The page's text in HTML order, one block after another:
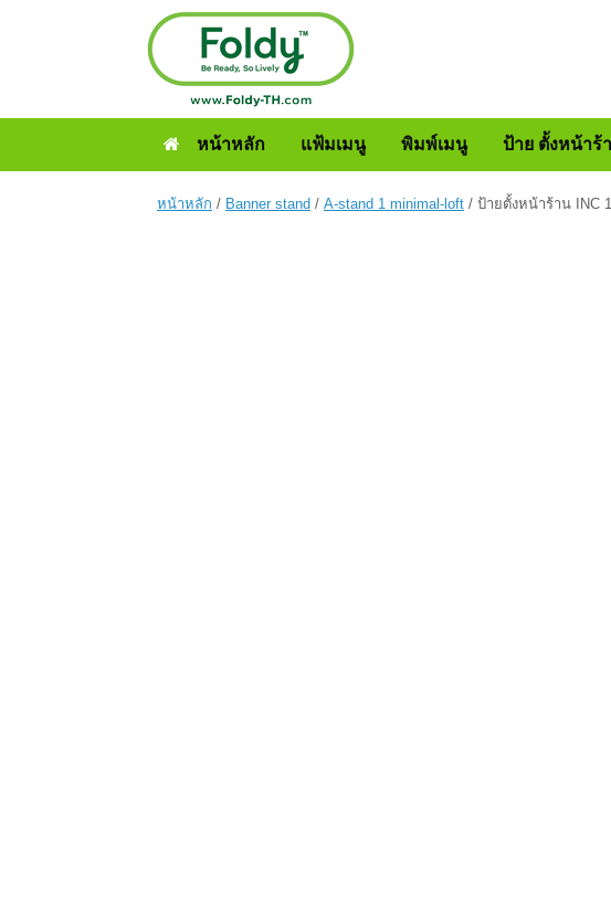
หน้าหลัก แฟ้มเมนู พิมพ์เมนู ป้าย ตั้งหน้าร้
หน้าหลัก / Banner stand / A-stand 1 minimal-loft / ป้ายตั้งหน้าร้าน INC